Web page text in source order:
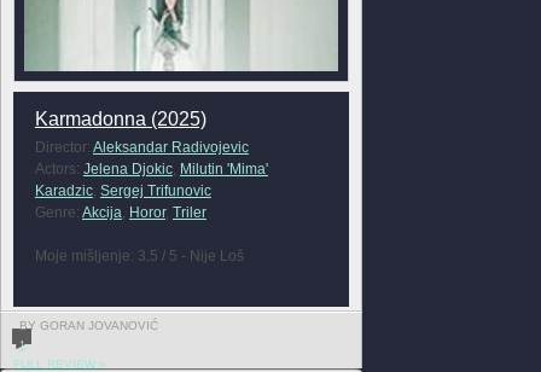
Karmadonna (2025)
Director: Aleksandar Radivojevic
Actors: Jelena Djokic, Milutin 'Mima'
Karadzic, Sergej Trifunovic
Genre: Akcija, Horor, Triler
Moje mišljenje: 3.5 / 5 - Nije Loš
BY GORAN JOVANOVIĆ
1
FULL REVIEW »